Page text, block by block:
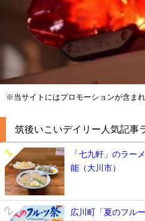
※当サイトにはプロモーションが含ま
筑後いこいデイリー人気記事
「七九軒」のラー
能（大川市）
広川町「夏のフル